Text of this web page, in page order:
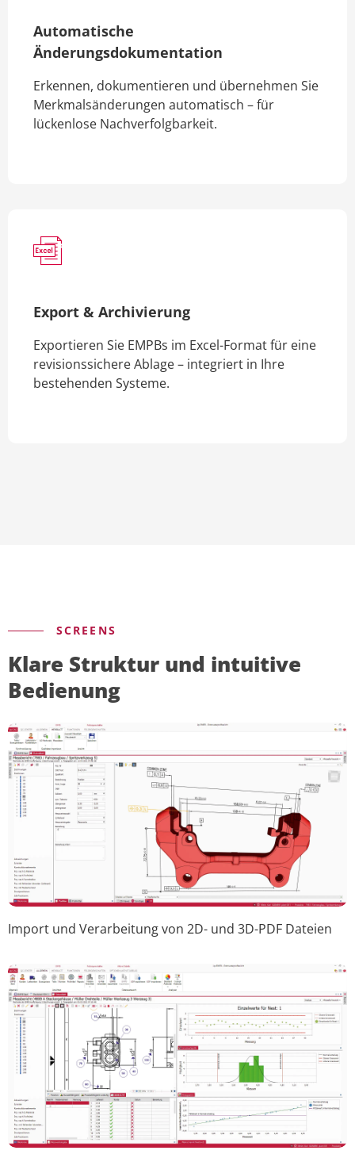
Automatische
Änderungsdokumentation
Erkennen, dokumentieren und übernehmen Sie
Merkmalsänderungen automatisch – für
lückenlose Nachverfolgbarkeit.
Export & Archivierung
Exportieren Sie EMPBs im Excel-Format für eine
revisionssichere Ablage – integriert in Ihre
bestehenden Systeme.
SCREENS
Klare Struktur und intuitive
Bedienung
Import und Verarbeitung von 2D- und 3D-PDF Dateien